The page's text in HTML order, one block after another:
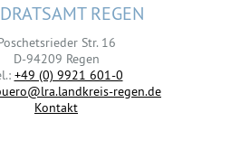
REGEN
Str. 16
D-94209 Regen
+49 (0) 9921 601-0
regen.de
Kontakt